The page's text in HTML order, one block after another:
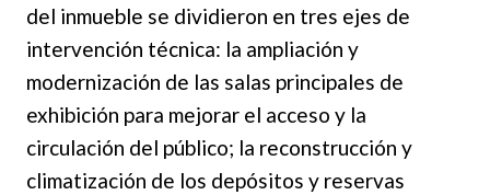
del inmueble se dividieron en tres ejes de
intervención técnica: la ampliación y
modernización de las salas principales de
exhibición para mejorar el acceso y la
circulación del público; la reconstrucción y
climatización de los depósitos y reservas